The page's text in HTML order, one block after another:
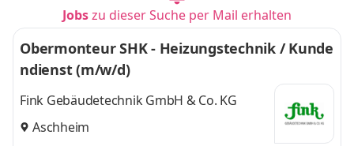
Jobszu dieser Suche per Mail erhalten
Obermonteur SHK - Heizungstechnik / Kunde
ndienst (m/w/d)
Fink Gebäudetechnik GmbH & Co. KG
Aschheim